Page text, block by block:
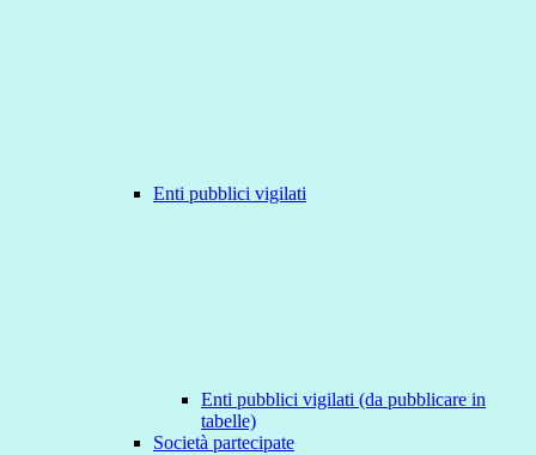
Enti pubblici vigilati
Enti pubblici vigilati (da pubblicare in
tabelle)
Società partecipate